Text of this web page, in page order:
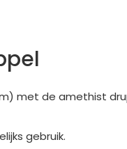
met de amethist
gebruik.